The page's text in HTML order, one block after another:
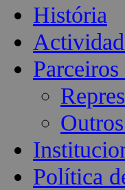
História
Política